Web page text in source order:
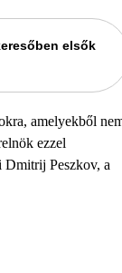
elsők
amelyekből
ezzel
Dmitrij Peszkov, a